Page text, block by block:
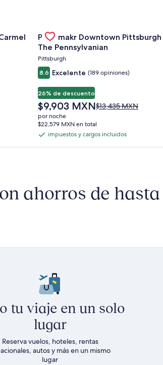
Gallery
Carousel
Placemakr Downtown
The Pennsylvanian
Pittsburgh
8.6 Excelente (189 opiniones)
26% de descuento
El
precio
actual
es
$9,903 MXN
$9,903 MXNEl
anterior
era
sobre
la
$13,435 MXN
por noche
$22,579 MXN en total
impuestos
y
impuestos y cargos incluidos
ahorros de hasta
tu viaje en un solo
lugar
Reserva vuelos, hoteles, rentas
autos y más en un mismo
lugar